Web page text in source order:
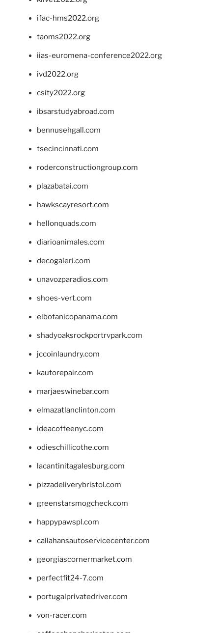
ifac-hms2022.org
taoms2022.org
iias-euromena-conference2022.org
ivd2022.org
csity2022.org
ibsarstudyabroad.com
bennusehgall.com
tsecincinnati.com
roderconstructiongroup.com
plazabatai.com
hawkscayresort.com
hellonquads.com
diarioanimales.com
decogaleri.com
unavozparadios.com
shoes-vert.com
elbotanicopanama.com
shadyoaksrockportrvpark.com
jccoinlaundry.com
kautorepair.com
marjaeswinebar.com
elmazatlanclinton.com
ideacoffeenyc.com
odieschillicothe.com
lacantinitagalesburg.com
pizzadeliverybristol.com
greenstarsmogcheck.com
happypawspl.com
callahansautoservicecenter.com
georgiascornermarket.com
perfectfit24-7.com
portugalprivatedriver.com
von-racer.com